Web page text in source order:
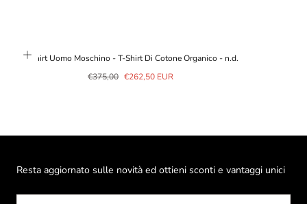
T-shirt Uomo Moschino - T-Shirt Di Cotone Organico - n.d.
Prezzo
€375,00 Prezzo
€262,50 EUR
Resta aggiornato sulle novità ed ottieni sconti e vantaggi unici
EMAIL